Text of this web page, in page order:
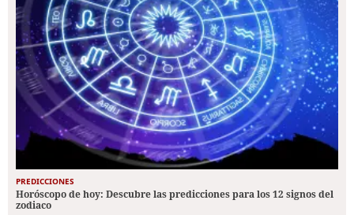
PREDICCIONES
Horóscopo de hoy: Descubre las predicciones para los 12 signos del
zodiaco